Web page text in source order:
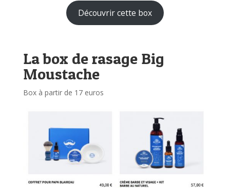
Découvrir cette box
La box de rasage Big
Moustache
Box à partir de 17 euros